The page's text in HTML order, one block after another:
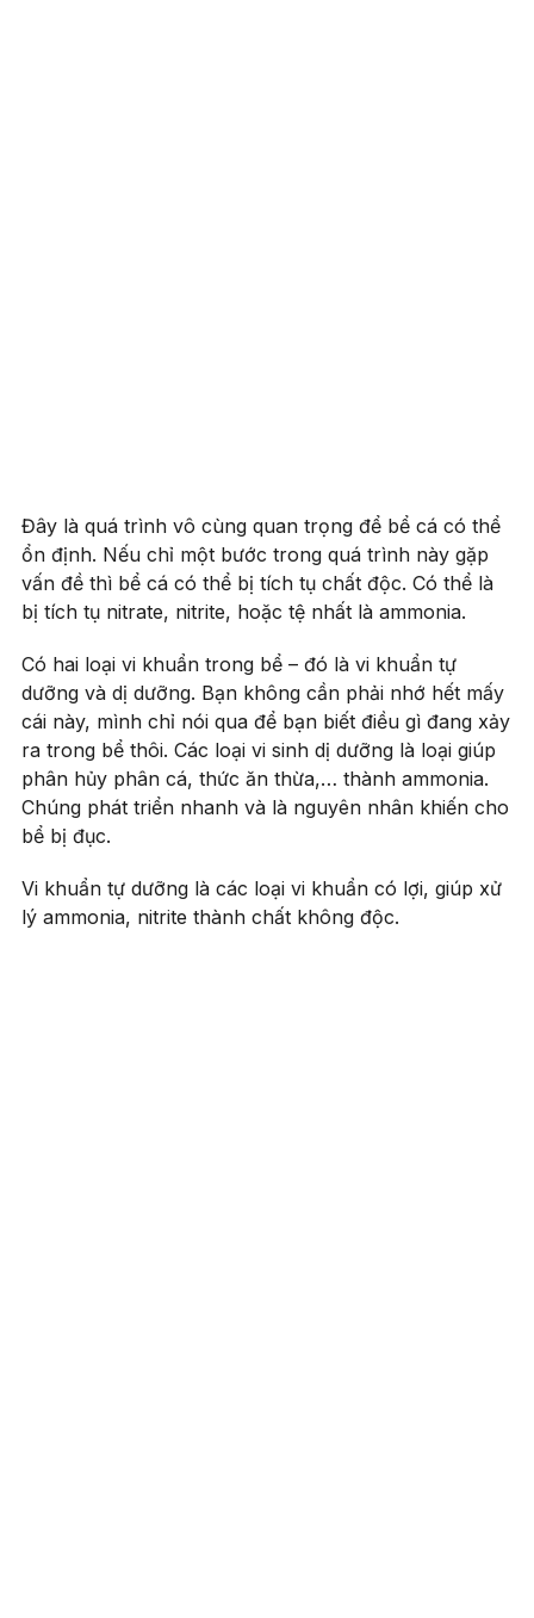
Đây là quá trình vô cùng quan trọng để bể cá có thể
ổn định. Nếu chỉ một bước trong quá trình này gặp
vấn đề thì bể cá có thể bị tích tụ chất độc. Có thể là
bị tích tụ nitrate, nitrite, hoặc tệ nhất là ammonia.
Có hai loại vi khuẩn trong bể – đó là vi khuẩn tự
dưỡng và dị dưỡng. Bạn không cần phải nhớ hết mấy
cái này, mình chỉ nói qua để bạn biết điều gì đang xảy
ra trong bể thôi. Các loại vi sinh dị dưỡng là loại giúp
phân hủy phân cá, thức ăn thừa,… thành ammonia.
Chúng phát triển nhanh và là nguyên nhân khiến cho
bể bị đục.
Vi khuẩn tự dưỡng là các loại vi khuẩn có lợi, giúp xử
lý ammonia, nitrite thành chất không độc.